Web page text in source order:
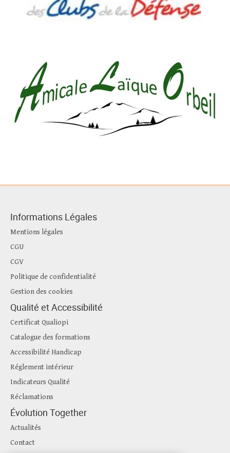
Informations Légales
Mentions légales
CGU
CGV
Politique de confidentialité
Gestion des cookies
Qualité et Accessibilité
Certificat Qualiopi
Catalogue des formations
Accessibilité Handicap
Réglement intérieur
Indicateurs Qualité
Réclamations
Évolution Together
Actualités
Contact